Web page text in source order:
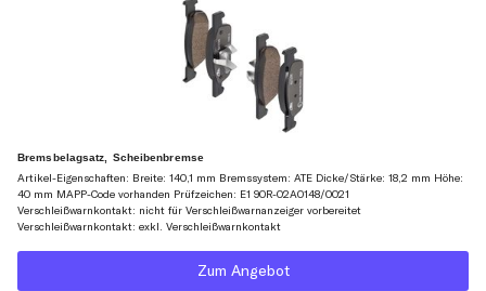
Bremsbelagsatz, Scheibenbremse
Artikel-Eigenschaften: Breite: 140,1 mm Bremssystem: ATE Dicke/Stärke: 18,2 mm Höhe:
40 mm MAPP-Code vorhanden Prüfzeichen: E1 90R-02A0148/0021
Verschleißwarnkontakt: nicht für Verschleißwarnanzeiger vorbereitet
Verschleißwarnkontakt: exkl. Verschleißwarnkontakt
Zum Angebot